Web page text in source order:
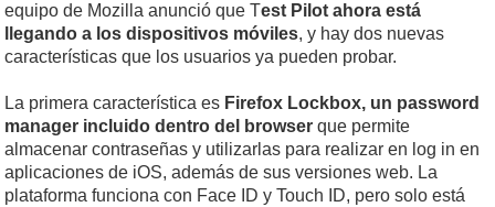
equipo de Mozilla anunció que Test Pilot ahora está
llegando a los dispositivos móviles, y hay dos nuevas
características que los usuarios ya pueden probar.
La primera característica es Firefox Lockbox, un password
manager incluido dentro del browser que permite
almacenar contraseñas y utilizarlas para realizar en log in en
aplicaciones de iOS, además de sus versiones web. La
plataforma funciona con Face ID y Touch ID, pero solo está